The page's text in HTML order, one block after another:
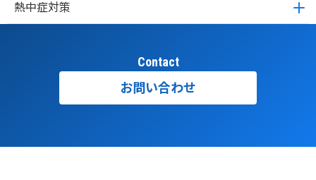
熱中症対策
Contact
お問い合わせ